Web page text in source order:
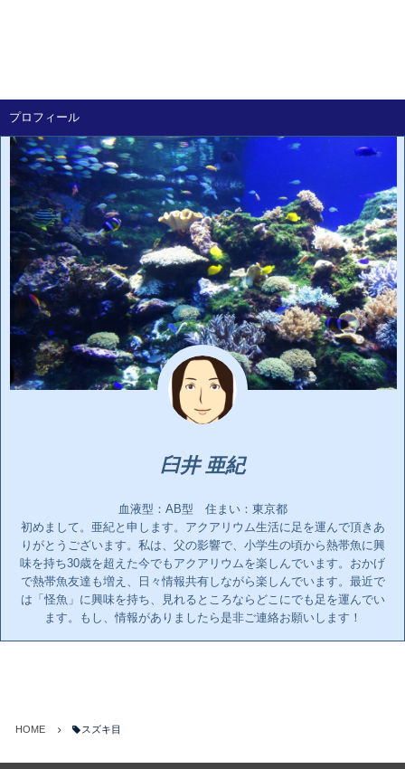
プロフィール
臼井 亜紀
血液型：AB型 住まい：東京都
初めまして。亜紀と申します。アクアリウム生活に足を運んで頂きあ
りがとうございます。私は、父の影響で、小学生の頃から熱帯魚に興
味を持ち30歳を超えた今でもアクアリウムを楽しんでいます。おかげ
で熱帯魚友達も増え、日々情報共有しながら楽しんでいます。最近で
は「怪魚」に興味を持ち、見れるところならどこにでも足を運んでい
ます。もし、情報がありましたら是非ご連絡お願いします！
HOME スズキ目